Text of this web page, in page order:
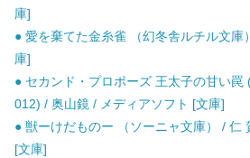
庫]
● 愛を棄てた金糸雀 （幻冬舎ルチル文庫
庫]
● セカンド・プロポーズ 王太子の甘い罠
012) / 奥山鏡 / メディアソフト [文庫]
● 獣ーけだものー （ソーニャ文庫） / 仁
[文庫]